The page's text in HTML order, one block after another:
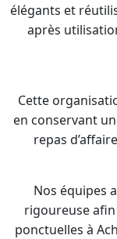
élégants et
après
Cette
en conservant
repas
Nos équipes
rigoureuse
ponctuelles à